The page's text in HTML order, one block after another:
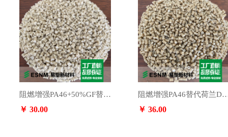
阻燃增强PA46+50%GF替代荷兰DSMTW241F10，欢迎询价。
￥ 30.00
阻燃增强PA46替代荷兰
￥ 36.00